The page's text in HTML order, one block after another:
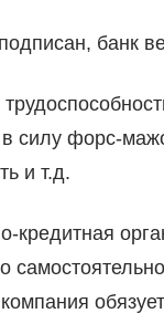
банк
силу форс-
и т.д.